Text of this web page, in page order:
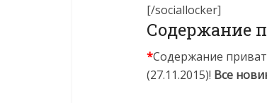
[/sociallocker]
Содержание
*Содержание
(27.11.2015)! Все